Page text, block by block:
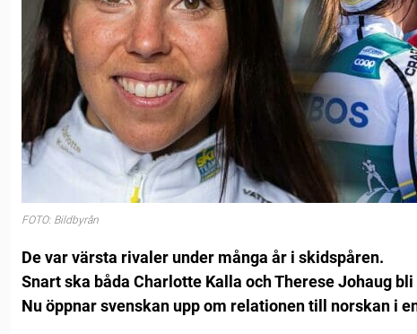
FOTO: Bildbyrån
De var värsta rivaler under många år i skidspåren.
Snart ska båda Charlotte Kalla och Therese Johaug
Nu öppnar svenskan upp om relationen till norskan i